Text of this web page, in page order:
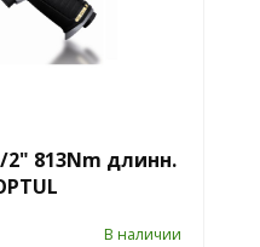
813Nm длинн.
В наличии